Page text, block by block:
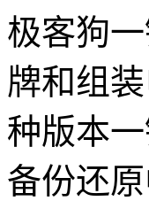
极客狗
牌和组
种版本
备份还